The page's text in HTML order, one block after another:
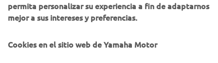
Si ha aceptado previamente consentimientos de
permita personalizar su experiencia a fin de adaptarnos
mejor a sus intereses y preferencias.
Cookies en el sitio web de Yamaha Motor